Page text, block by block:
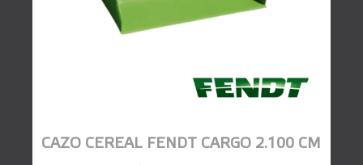
CAZO CEREAL FENDT CARGO 2.100 CM